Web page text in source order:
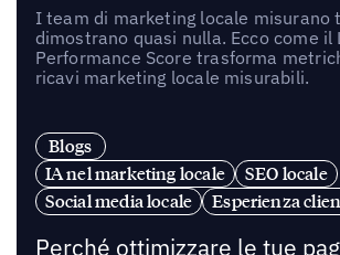
I team di marketing locale misurano
dimostrano quasi nulla. Ecco come il
Performance Score trasforma
ricavi marketing locale misurabili.
Blogs
IA nel marketing locale
SEO locale
Social media locale
Esperienza
Perché ottimizzare le tue